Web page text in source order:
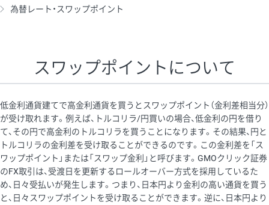
為替レート・スワップポイント
スワップポイントについて
低金利通貨建てで高金利通貨を買うとスワップポイント（金利差相当分）
が受け取れます。例えば、トルコリラ/円買いの場合、低金利の円を借り
て、その円で高金利のトルコリラを買うことになります。その結果、円と
トルコリラの金利差を受け取ることができるのです。この金利差を「ス
ワップポイント」または「スワップ金利」と呼びます。GMOクリック証券
のFX取引は、受渡日を更新するロールオーバー方式を採用しているた
め、日々受払いが発生します。つまり、日本円より金利の高い通貨を買う
と、日々スワップポイントを受け取ることができます。逆に、日本円より